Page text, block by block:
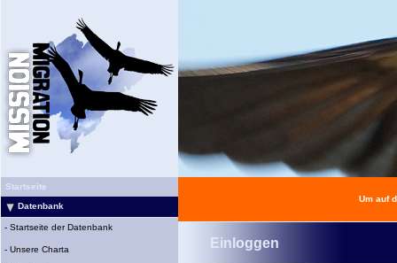
Startseite
Datenbank
- Startseite der Datenbank
- Unsere Charta
Um auf
Einloggen